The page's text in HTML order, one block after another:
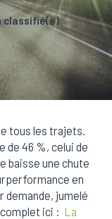
classifié(e)
tous les trajets.
de 46 %, celui de
baisse une chute
en
demande, jumelé
ici : La